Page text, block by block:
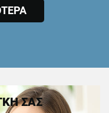
ΣΑΣ